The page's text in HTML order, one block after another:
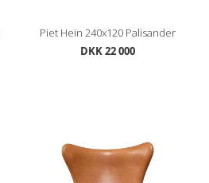
Piet Hein 240x120 Palisander
DKK 22 000